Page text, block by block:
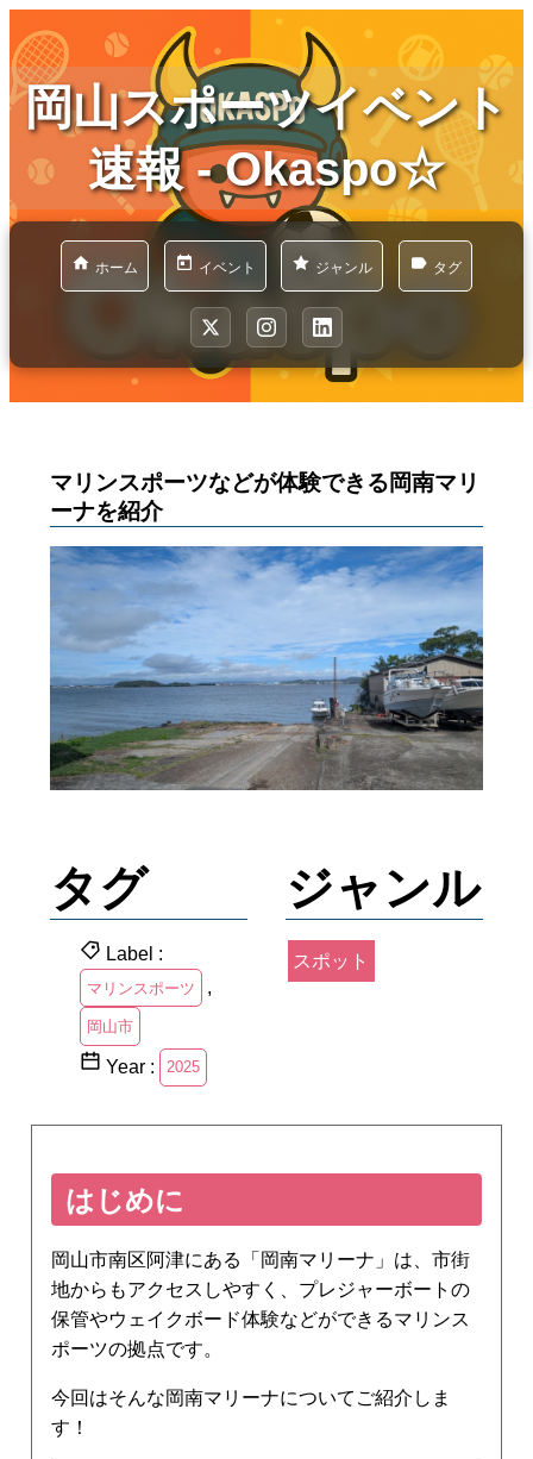
岡山スポーツイベント
速報 - Okaspo☆
ホーム イベント ジャンル タグ
マリンスポーツなどが体験できる岡南マリ
ーナを紹介
タグ
Label :
マリンスポーツ ,
岡山市
Year : 2025
ジャンル
スポット
はじめに
岡山市南区阿津にある「岡南マリーナ」は、市街
地からもアクセスしやすく、プレジャーボートの
保管やウェイクボード体験などができるマリンス
ポーツの拠点です。
今回はそんな岡南マリーナについてご紹介しま
す！